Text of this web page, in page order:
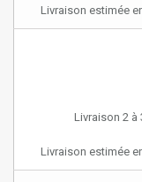
Livraison estimée
Livraison 2 à
Livraison estimée